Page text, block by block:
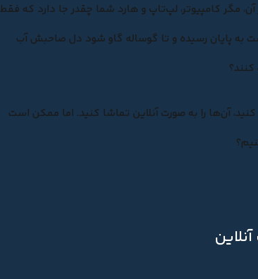
آن، مگر کامپیوتر، لپ‌تاپ و هارد شما چقدر جا دارد که فقط
به پایان رسیده و تا گوساله گاو شود دل صاحبش آب
آن‌ها را به صورت آنلاین تماشا کنید. اما ممکن است